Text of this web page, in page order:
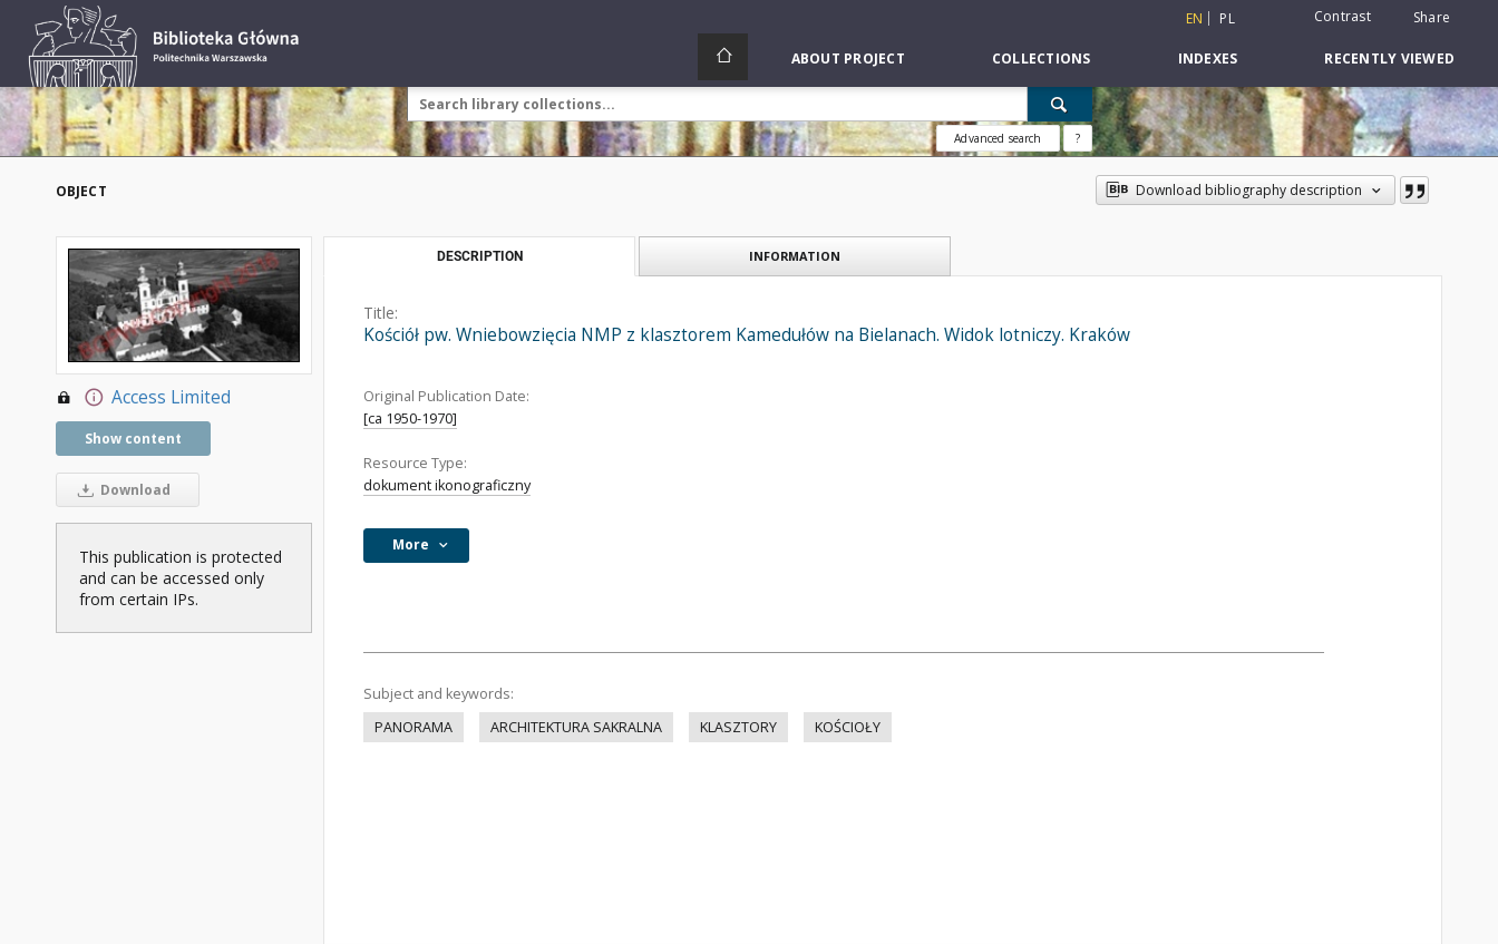
EN PL Contrast Share
ABOUT PROJECT COLLECTIONS INDEXES RECENTLY VIEWED
Advanced search ?
OBJECT Download bibliography description
Access Limited
Show content
Download
This publication is protected
and can be accessed only
from certain IPs.
DESCRIPTION INFORMATION
Title:
Kościół pw. Wniebowzięcia NMP z klasztorem Kamedułów na Bielanach. Widok lotniczy. Kraków
Original Publication Date:
[ca 1950-1970]
Resource Type:
dokument ikonograficzny
More
Subject and keywords:
PANORAMA
ARCHITEKTURA SAKRALNA KLASZTORY KOŚCIOŁY